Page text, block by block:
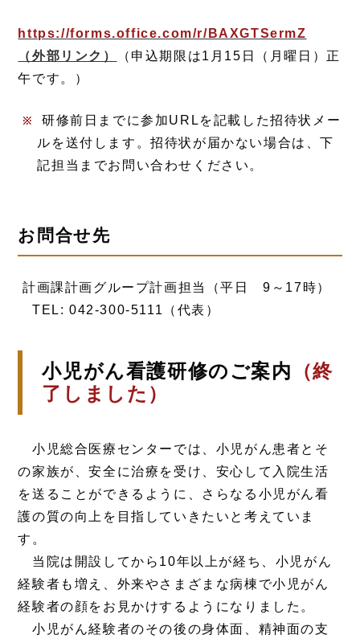
https://forms.office.com/r/BAXGTSermZ
（外部リンク）
（申込期限は1月15日（月曜日）正
午です。）
研修前日までに参加URLを記載した招待状メー
ルを送付します。招待状が届かない場合は、下
記担当までお問い合わせください。
お問合せ先
計画課計画グループ計画担当（平日 9～17時）
TEL: 042-300-5111（代表）
小児がん看護研修のご案内 （終
了しました）
小児総合医療センターでは、小児がん患者とそ
の家族が、安全に治療を受け、安心して入院生活
を送ることができるように、さらなる小児がん看
護の質の向上を目指していきたいと考えていま
す。
当院は開設してから10年以上が経ち、小児がん
経験者も増え、外来やさまざまな病棟で小児がん
経験者の顔をお見かけするようになりました。
小児がん経験者のその後の身体面、精神面の支